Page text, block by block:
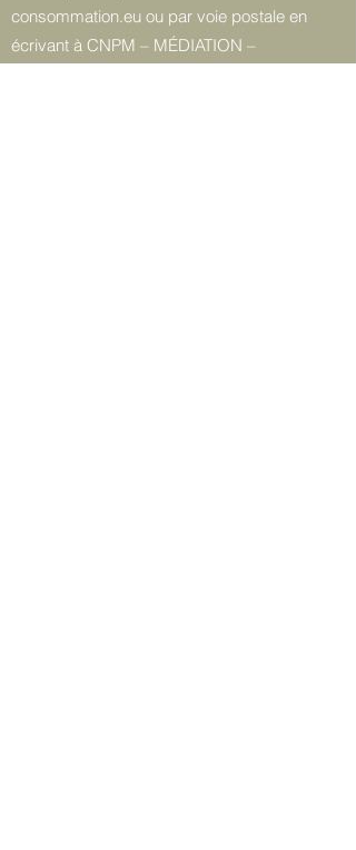
consommation.eu ou par voie postale en
écrivant à CNPM – MÉDIATION –